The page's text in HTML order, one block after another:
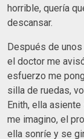
horrible, quería
descansar.
Después de
el doctor me
esfuerzo me
silla de ruedas,
Enith, ella
me imagino, el
ella sonríe y se